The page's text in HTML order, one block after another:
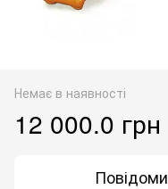
Немає в наявності
12 000.0 грн